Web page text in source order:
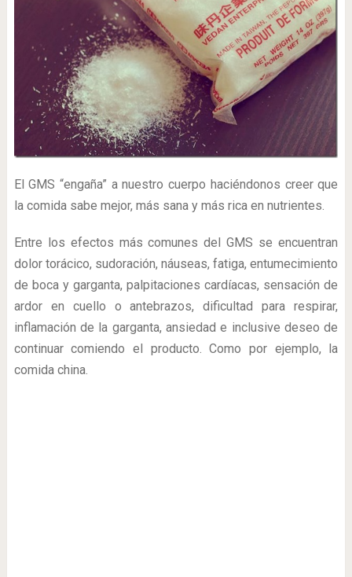
El GMS “engaña” a nuestro cuerpo haciéndonos creer que
la comida sabe mejor, más sana y más rica en nutrientes.
Entre los efectos más comunes del GMS se encuentran
dolor torácico, sudoración, náuseas, fatiga, entumecimiento
de boca y garganta, palpitaciones cardíacas, sensación de
ardor en cuello o antebrazos, dificultad para respirar,
inflamación de la garganta, ansiedad e inclusive deseo de
continuar comiendo el producto. Como por ejemplo, la
comida china.